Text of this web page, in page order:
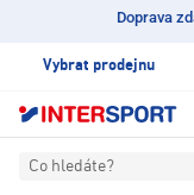
Doprava
Vybrat prodejnu
Co hledáte?